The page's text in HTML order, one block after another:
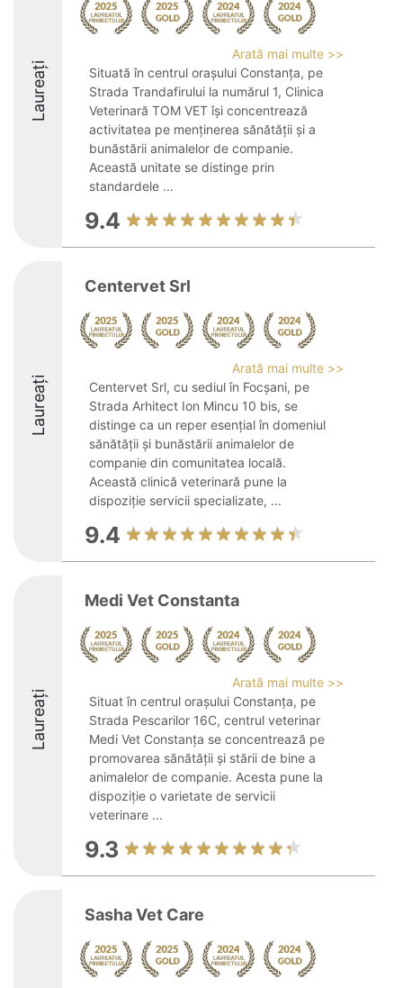
Laureați
Arată mai multe >>
Situată în centrul orașului Constanța, pe
Strada Trandafirului la numărul 1, Clinica
Veterinară TOM VET își concentrează
activitatea pe menținerea sănătății și a
bunăstării animalelor de companie.
Această unitate se distinge prin
standardele ...
9.4
Laureați
Centervet Srl
Arată mai multe >>
Centervet Srl, cu sediul în Focșani, pe
Strada Arhitect Ion Mincu 10 bis, se
distinge ca un reper esențial în domeniul
sănătății și bunăstării animalelor de
companie din comunitatea locală.
Această clinică veterinară pune la
dispoziție servicii specializate, ...
9.4
Laureați
Medi Vet Constanta
Arată mai multe >>
Situat în centrul orașului Constanța, pe
Strada Pescarilor 16C, centrul veterinar
Medi Vet Constanța se concentrează pe
promovarea sănătății și stării de bine a
animalelor de companie. Acesta pune la
dispoziție o varietate de servicii
veterinare ...
9.3
Sasha Vet Care